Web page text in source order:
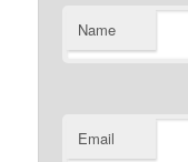
Name
Email